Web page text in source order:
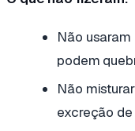
Não
podem
Não
excreção